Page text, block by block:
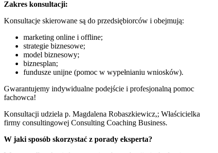
Zakres konsultacji:
Konsultacje skierowane są do przedsiębiorców i obejmują:
marketing online i offline;
strategie biznesowe;
model biznesowy;
biznesplan;
fundusze unijne (pomoc w wypełnianiu wniosków).
Gwarantujemy indywidualne podejście i profesjonalną pomoc
fachowca!
Konsultacji udziela p. Magdalena Robaszkiewicz,; Właścicielka
firmy consultingowej Consulting Coaching Business.
W jaki sposób skorzystać z porady eksperta?